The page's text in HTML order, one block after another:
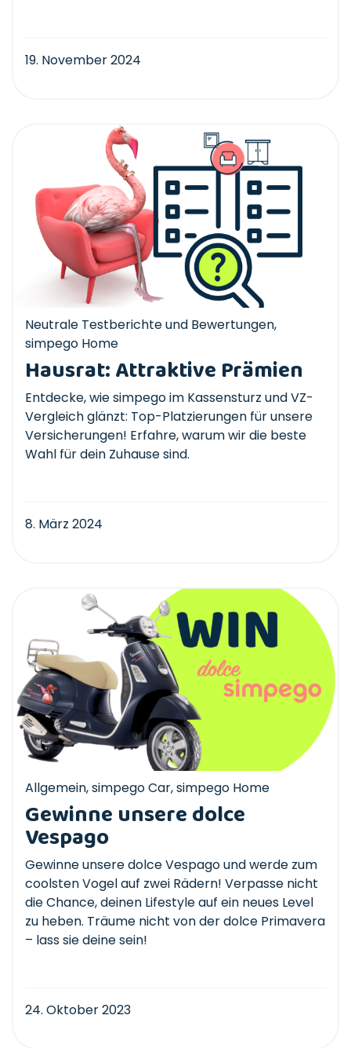
19. November 2024
Neutrale Testberichte und Bewertungen,
simpego Home
Hausrat: Attraktive Prämien
Entdecke, wie simpego im Kassensturz und VZ-
Vergleich glänzt: Top-Platzierungen für unsere
Versicherungen! Erfahre, warum wir die beste
Wahl für dein Zuhause sind.
8. März 2024
Allgemein,simpego Car,simpego Home
Gewinne unsere dolce
Vespago
Gewinne unsere dolce Vespago und werde zum
coolsten Vogel auf zwei Rädern! Verpasse nicht
die Chance, deinen Lifestyle auf ein neues Level
zu heben. Träume nicht von der dolce Primavera
– lass sie deine sein!
24. Oktober 2023